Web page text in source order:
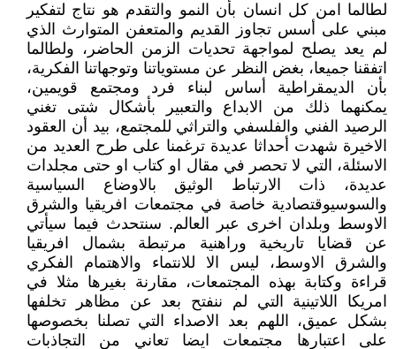
لطالما امن كل انسان بأن النمو والتقدم هو نتاج لتفكير
مبني على أسس تجاوز القديم والمتعفن المتوارث الذي
لم يعد يصلح لمواجهة تحديات الزمن الحاضر، ولطالما
اتفقنا جميعا، بغض النظر عن مستوياتنا وتوجهاتنا الفكرية،
بأن الديمقراطية أساس لبناء فرد ومجتمع قويمين،
يمكنهما ذلك من الابداع والتعبير بأشكال شتى تغني
الرصيد الفني والفلسفي والتراثي للمجتمع، بيد أن العقود
الاخيرة شهدت أحداثا عديدة ترغمنا على طرح العديد من
الاسئلة، التي لا تحصر في مقال او كتاب او حتى مجلدات
عديدة، ذات الارتباط الوثيق بالاوضاع السياسية
والسوسيوقتصادية خاصة في مجتمعات افريقيا والشرق
الاوسط وبلدان اخرى عبر العالم. سنتحدث فيما سيأتي
عن قضايا تاريخية وراهنية مرتبطة بشمال افريقيا
والشرق الاوسط، ليس الا للانتماء والاهتمام الفكري
قراءة وكتابة بهذه المجتمعات، مقارنة بغيرها مثلا في
امريكا اللاتينية التي لم ننفتح بعد عن مظاهر تخلفها
بشكل عميق، اللهم بعد الاصداء التي تصلنا بخصوصها
على اعتبارها مجتمعات ايضا تعاني من التجاذبات